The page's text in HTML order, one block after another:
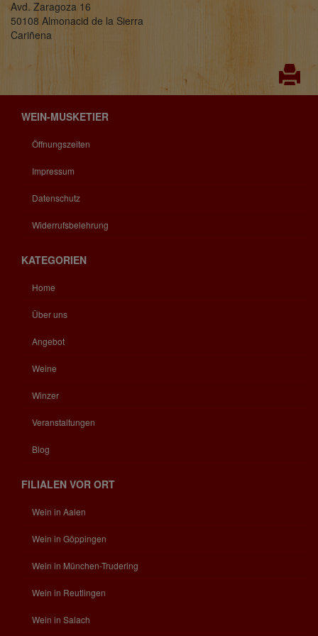
Avd. Zaragoza 16
50108 Almonacid de la Sierra
Cariñena
WEIN-MUSKETIER
Öffnungszeiten
Impressum
Datenschutz
Widerrufsbelehrung
KATEGORIEN
Home
Über uns
Angebot
Weine
Winzer
Veranstaltungen
Blog
FILIALEN VOR ORT
Wein in Aalen
Wein in Göppingen
Wein in München-Trudering
Wein in Reutlingen
Wein in Salach